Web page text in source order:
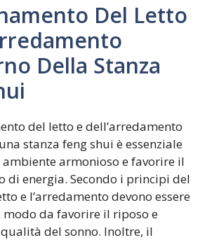
Del Letto
Della Stanza
del letto e dell’arredamento
stanza feng shui è essenziale
ambiente armonioso e favorire il
di energia. Secondo i principi del
e l’arredamento devono essere
da favorire il riposo e
del sonno. Inoltre, il